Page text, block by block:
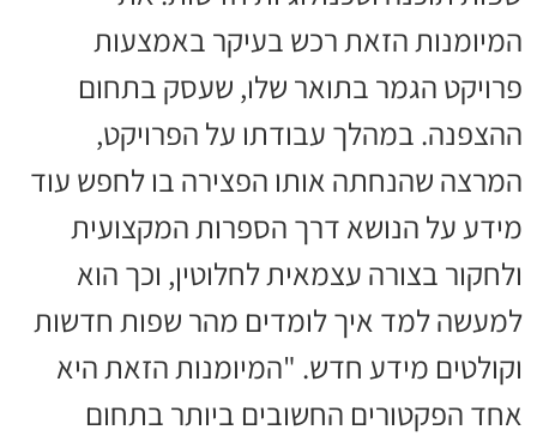
המיומנות הזאת רכש בעיקר באמצעות
פרויקט הגמר בתואר שלו, שעסק בתחום
ההצפנה. במהלך עבודתו על הפרויקט,
המרצה שהנחתה אותו הפצירה בו לחפש עוד
מידע על הנושא דרך הספרות המקצועית
ולחקור בצורה עצמאית לחלוטין, וכך הוא
למעשה למד איך לומדים מהר שפות חדשות
וקולטים מידע חדש. "המיומנות הזאת היא
אחד הפקטורים החשובים ביותר בתחום